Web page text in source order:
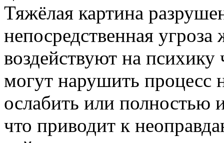
Тяжёлая картина
непосредственная
воздействуют на
могут нарушить
ослабить или полностью
что приводит к